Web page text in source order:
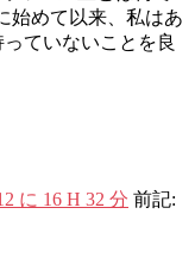
始めて以来、私はあ
ていないことを良
に 16 H 32 分 前記: